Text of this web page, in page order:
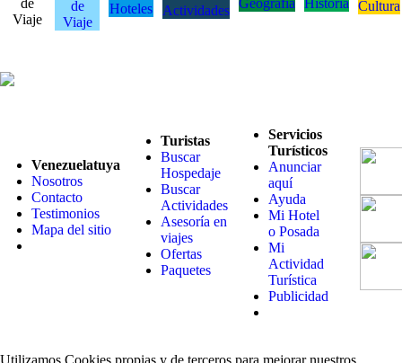
de
Viaje
de
Viaje
Hoteles Actividades Geografía Historia Cultura
Venezuelatuya
Nosotros
Contacto
Testimonios
Mapa del sitio
Turistas
Buscar
Hospedaje
Buscar
Actividades
Asesoría en
viajes
Ofertas
Paquetes
Servicios
Turísticos
Anunciar
aquí
Ayuda
Mi Hotel
o Posada
Mi
Actividad
Turística
Publicidad
Utilizamos Cookies propias y de terceros para mejorar nuestros